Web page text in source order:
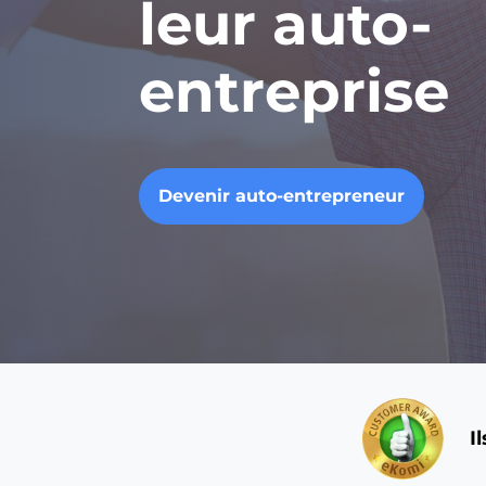
leur auto-
entreprise
Devenir auto-entrepreneur